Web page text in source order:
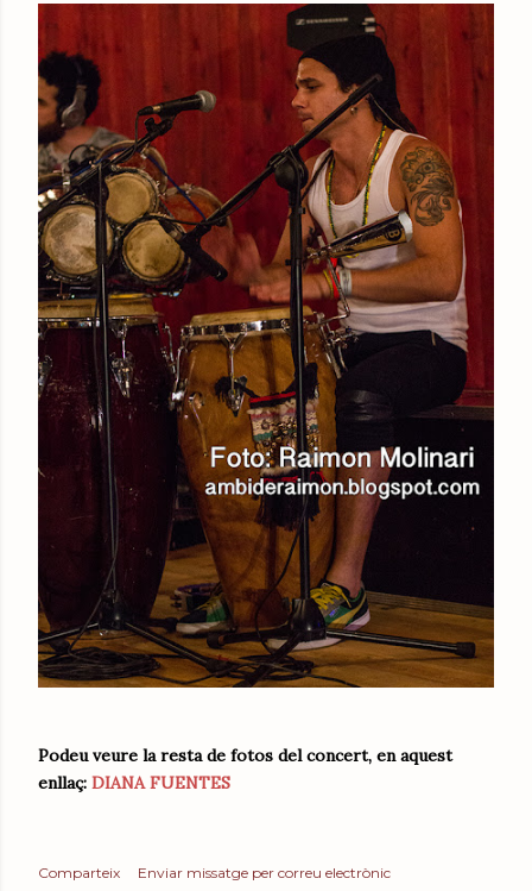
Podeu veure la resta de fotos del concert, en aquest
enllaç: DIANA FUENTES
Comparteix Enviar missatge per correu electrònic